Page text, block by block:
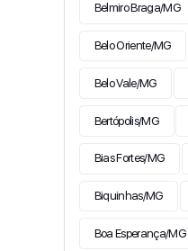
Belmiro Braga/MG
Belo Oriente/MG
Belo Vale/MG
Bertópolis/MG
Bias Fortes/MG
Biquinhas/MG
Boa Esperança/MG